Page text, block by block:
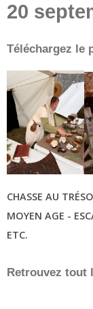
20
Téléchargez le
CHASSE AU
MOYEN AGE -
ETC.
Retrouvez tout